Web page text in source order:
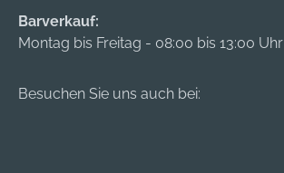
Barverkauf:
Montag bis Freitag - 08:00 bis 13:00 Uhr
Besuchen Sie uns auch bei: